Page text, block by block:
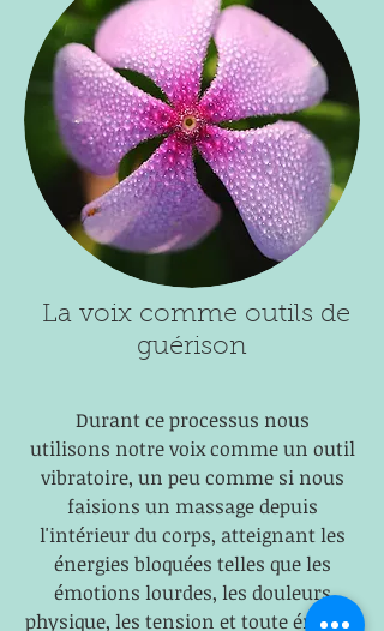
La voix comme outils de
guérison
Durant ce processus nous
utilisons notre voix comme un outil
vibratoire, un peu comme si nous
faisions un massage depuis
l'intérieur du corps, atteignant les
énergies bloquées telles que les
émotions lourdes, les douleurs
physique, les tension et toute énergie